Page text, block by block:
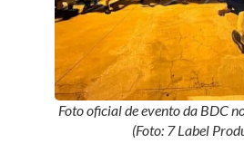
Foto oficial de evento da BDC
(Foto: 7 Label